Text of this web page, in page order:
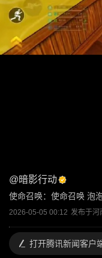
@暗影行动
使命召唤：使命召唤 泡
2026-05-05 00:12 发布于河
打开腾讯新闻客户